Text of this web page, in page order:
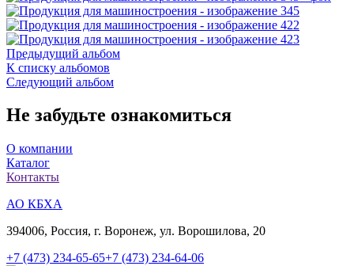
Предыдущий альбом
К списку альбомов
Следующий альбом
Не забудьте ознакомиться
О компании
Каталог
Контакты
АО КБХА
394006, Россия, г. Воронеж, ул. Ворошилова, 20
+7 (473) 234-65-65+7 (473) 234-64-06